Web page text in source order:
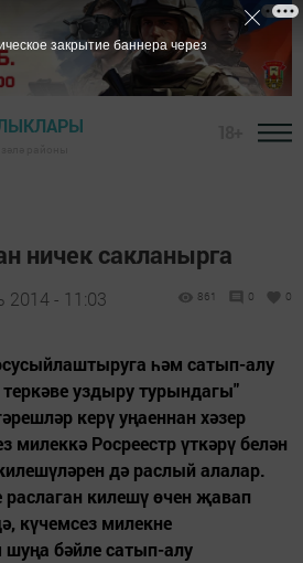
ничек сакланырга
2014 - 11:03 861 0 0
һәм сатып-алу
уздыру турындагы"
керү уңаеннан хәзер
милеккә Росреестр үткәрү белән
дә раслый алалар.
раслаган килешү өчен җавап
күчемсез милекне
бәйле сатып-алу
закрытие баннера через